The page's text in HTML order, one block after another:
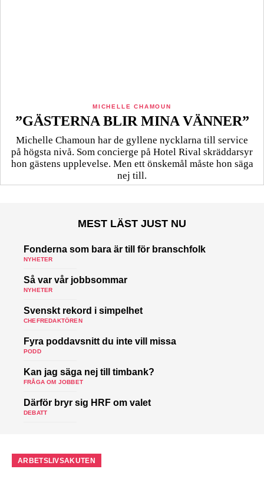
MICHELLE CHAMOUN
”GÄSTERNA BLIR MINA VÄNNER”
Michelle Chamoun har de gyllene nycklarna till service
på högsta nivå. Som concierge på Hotel Rival skräddarsyr
hon gästens upp­levelse. Men ett önskemål måste hon säga
nej till.
MEST LÄST JUST NU
Fonderna som bara är till för branschfolk
NYHETER
Så var vår jobbsommar
NYHETER
Svenskt rekord i simpelhet
CHEFREDAKTÖREN
Fyra poddavsnitt du inte vill missa
PODD
Kan jag säga nej till timbank?
FRÅGA OM JOBBET
Därför bryr sig HRF om valet
DEBATT
ARBETSLIVSAKUTEN